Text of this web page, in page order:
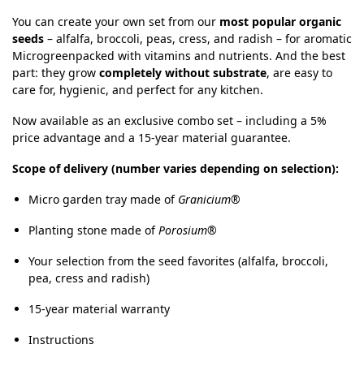
You can create your own set from our most popular organic
seeds – alfalfa, broccoli, peas, cress, and radish – for aromatic
Microgreenpacked with vitamins and nutrients. And the best
part: they grow completely without substrate, are easy to
care for, hygienic, and perfect for any kitchen.
Now available as an exclusive combo set – including a 5%
price advantage and a 15-year material guarantee.
Scope of delivery (number varies depending on selection):
Micro garden tray made of Granicium®
Planting stone made ofPorosium®
Your selection from the seed favorites (alfalfa, broccoli,
pea, cress and radish)
15-year material warranty
Instructions